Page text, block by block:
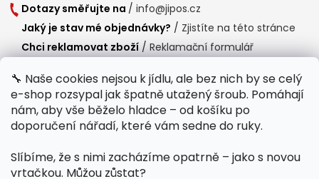
🔧 Naše cookies nejsou k jídlu, ale bez nich by se celý
e-shop rozsypal jak špatně utažený šroub. Pomáhají
nám, aby vše běželo hladce – od košíku po
doporučení nářadí, které vám sedne do ruky.
Slíbíme, že s nimi zacházíme opatrně – jako s novou
vrtačkou. Můžou zůstat?
Dotazy směřujte na / info@jipos.cz
Jaký je stav mé objednávky? / Zjistíte na této stránce
Chci reklamovat zboží / Reklamační formulář
Provozní doba
Po-Čt / 8:00 - 15:00
Polední přestávka /11:00 - 11:30